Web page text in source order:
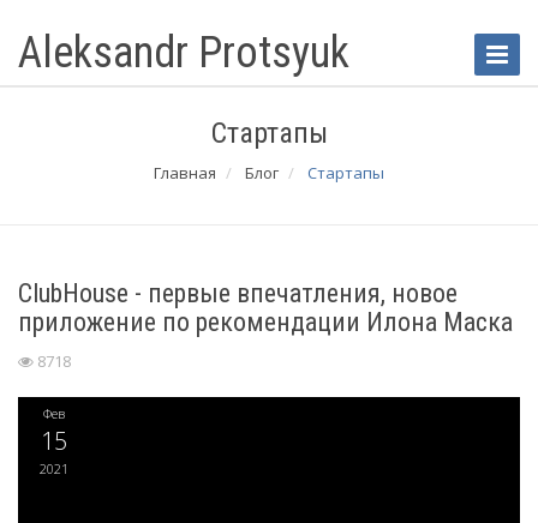
Toggle
Aleksandr Protsyuk
Стартапы
Главная Блог Стартапы
ClubHouse - первые впечатления, новое
приложение по рекомендации Илона Маска
8718
Фев
15
2021